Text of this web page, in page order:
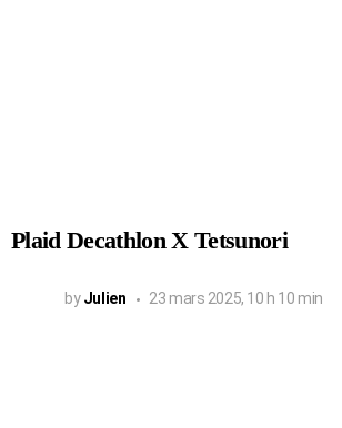
Plaid Decathlon X Tetsunori
by Julien 23 mars 2025, 10 h 10 min